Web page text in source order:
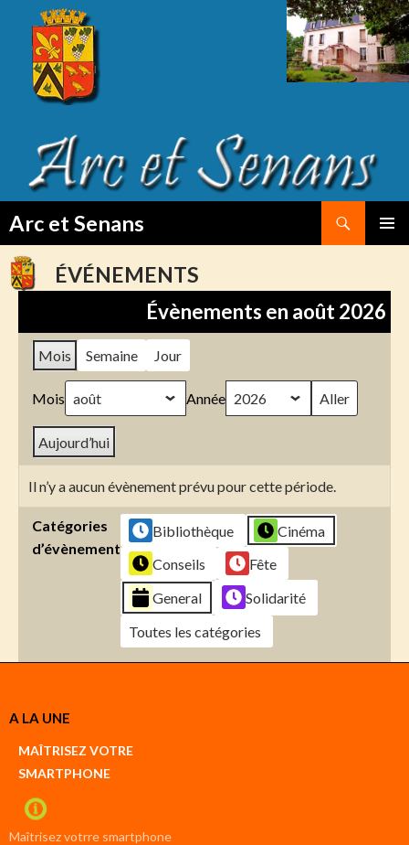
Arc et Senans
TO
CONTENTÉVÉNEMENTS
Évènements en août 2026
Mois Semaine Jour
Mois Année
Aujourd’hui
Il n’y a aucun évènement prévu pour cette période.
Catégories
d’évènement
Bibliothèque
Cinéma
Conseils
Fête
General
Solidarité
Toutes les catégories
Créer
compte
compte
A LA UNE
MAÎTRISEZ VOTRE
SMARTPHONE
Maîtrisez votrre smartphone